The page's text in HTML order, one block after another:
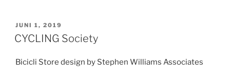
VERÖFFENTLICHT
AM
JUNI 1, 2019
CYCLING Society
Bicicli Store design by Stephen Williams Associates